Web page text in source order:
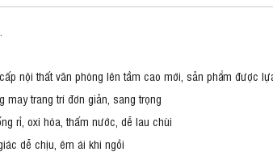
nội thất văn phòng lên tầm cao mới, sản phẩm được
trang trí đơn giản, sang trọng
rỉ, oxi hóa, thấm nước, dễ lau chùi
dễ chịu, êm ái khi ngồi